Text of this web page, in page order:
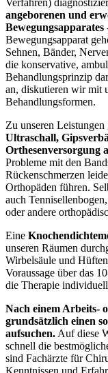
angeborenen und
Bewegungsapparates
Bewegungsapparat
Sehnen, Bänder,
die konservative,
Behandlungsprinzip
an, diskutieren wir mit
Behandlungsformen.
Zu unseren Leistungen
Ultraschall,
Orthesenversorgung
Probleme mit den
Rückenschmerzen
Orthopäden führen.
auch
oder andere
Eine
unseren Räumen
Wirbelsäule und
Voraussage über das
die Therapie
Nach einem Arbeits-
grundsätzlich einen
aufsuchen. Auf diese
schnell die
sind Fachärzte für
Kenntnissen und